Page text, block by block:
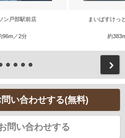
ン戸部駅前店
96m／2分
まいばすけっ
約
い合わせする(無料)
問い合わせする